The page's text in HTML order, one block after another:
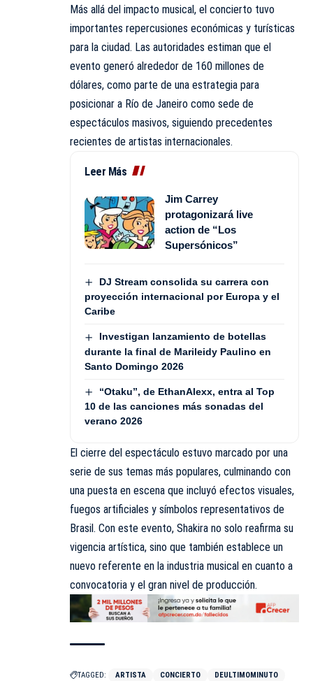
Más allá del impacto musical, el concierto tuvo
importantes repercusiones económicas y turísticas
para la ciudad. Las autoridades estiman que el
evento generó alrededor de 160 millones de
dólares, como parte de una estrategia para
posicionar a Río de Janeiro como sede de
espectáculos masivos, siguiendo precedentes
recientes de artistas internacionales.
Leer Más
Jim Carrey
protagonizará live
action de “Los
Supersónicos”
DJ Stream consolida su carrera con
proyección internacional por Europa y el
Caribe
Investigan lanzamiento de botellas
durante la final de Marileidy Paulino en
Santo Domingo 2026
“Otaku”, de EthanAlexx, entra al Top
10 de las canciones más sonadas del
verano 2026
El cierre del espectáculo estuvo marcado por una
serie de sus temas más populares, culminando con
una puesta en escena que incluyó efectos visuales,
fuegos artificiales y símbolos representativos de
Brasil. Con este evento, Shakira no solo reafirma su
vigencia artística, sino que también establece un
nuevo referente en la industria musical en cuanto a
convocatoria y el gran nivel de producción.
TAGGED: ARTISTA CONCIERTO DEULTIMOMINUTO